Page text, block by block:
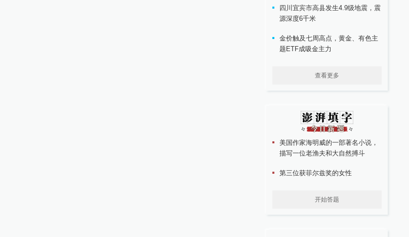
四川宜宾市高县发生4.9级地震，震
源深度6千米
金价触及七周高点，黄金、有色主
题ETF成吸金主力
查看更多
美国作家海明威的一部著名小说，
描写一位老渔夫和大自然搏斗
第三位获菲尔兹奖的女性
开始答题